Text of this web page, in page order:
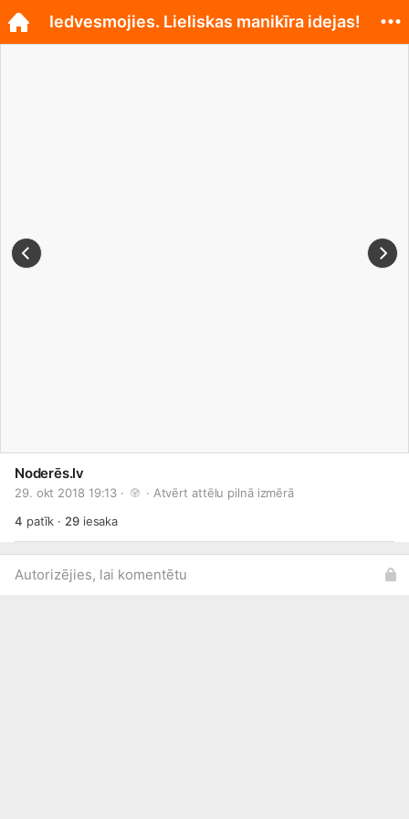
Noderēs.lv
29. okt 2018 19:13 · · Atvērt attēlu pilnā izmērā
4 patīk · 29iesaka
Autorizējies, lai komentētu
Iedvesmojies. Lieliskas manikīra idejas!